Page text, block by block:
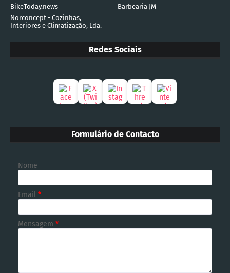
BikeToday.news
Barbearia JM
Norconcept - Cozinhas,
Interiores e Climatização, Lda.
Redes Sociais
Formulário de Contacto
Nome
Email *
Mensagem *